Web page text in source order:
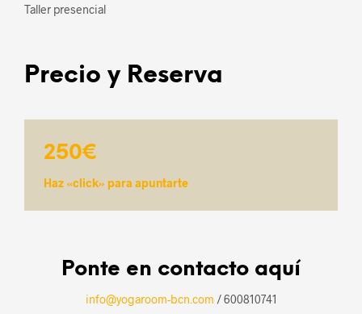
Taller presencial
Precio y Reserva
250€
Haz «click» para apuntarte
Ponte en contacto aquí
info@yogaroom-bcn.com / 600810741